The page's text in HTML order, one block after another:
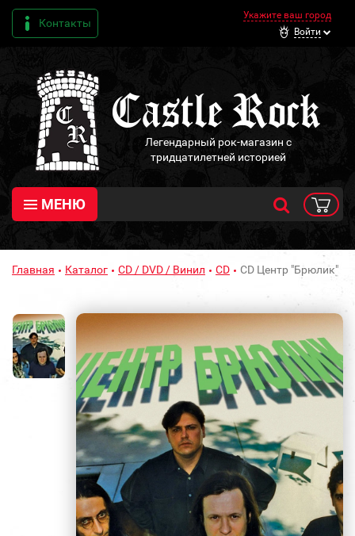
Контакты
Укажите ваш город
Войти
Легендарный рок-магазин с
тридцатилетней историей
МЕНЮ
Главная Каталог CD / DVD / Винил CD CD Центр "Брюлик"